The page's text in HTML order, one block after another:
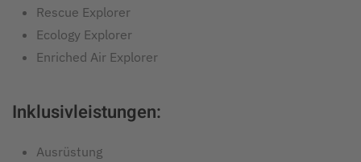
Rescue Explorer
Ecology Explorer
Enriched Air Explorer
Inklusivleistungen:
Ausrüstung